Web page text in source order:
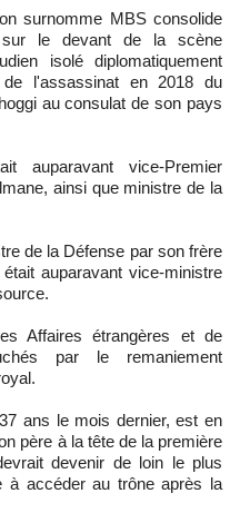
surnomme MBS consolide
le devant de la scène
isolé diplomatiquement
l'assassinat en 2018 du
au consulat de son pays
auparavant vice-Premier
ainsi que ministre de la
de la Défense par son frère
auparavant vice-ministre
Affaires étrangères et de
par le remaniement
ans le mois dernier, est en
père à la tête de la première
devenir de loin le plus
à accéder au trône après la